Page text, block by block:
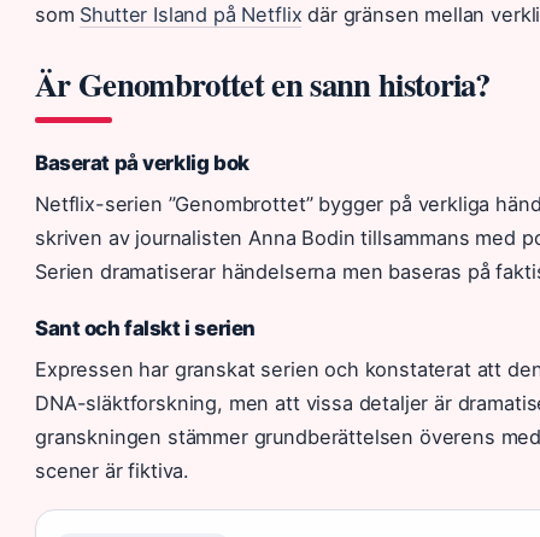
som Shutter Island på Netflix där gränsen mellan
Är Genombrottet en sann historia?
Baserat på verklig bok
Netflix-serien ”Genombrottet” bygger på verkliga
skriven av journalisten Anna Bodin tillsammans med
Serien dramatiserar händelserna men baseras på
Sant och falskt i serien
Expressen har granskat serien och konstaterat att
DNA-släktforskning, men att vissa detaljer är
granskningen stämmer grundberättelsen överens
scener är fiktiva.